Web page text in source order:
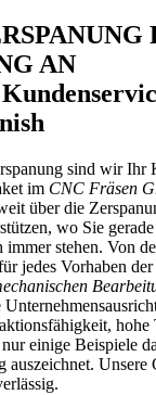
AN
sind wir Ihr
im CNC Fräsen
über die
wo Sie
stehen. Von
jedes Vorhaben
hohe
einige Beispiele
auszeichnet.